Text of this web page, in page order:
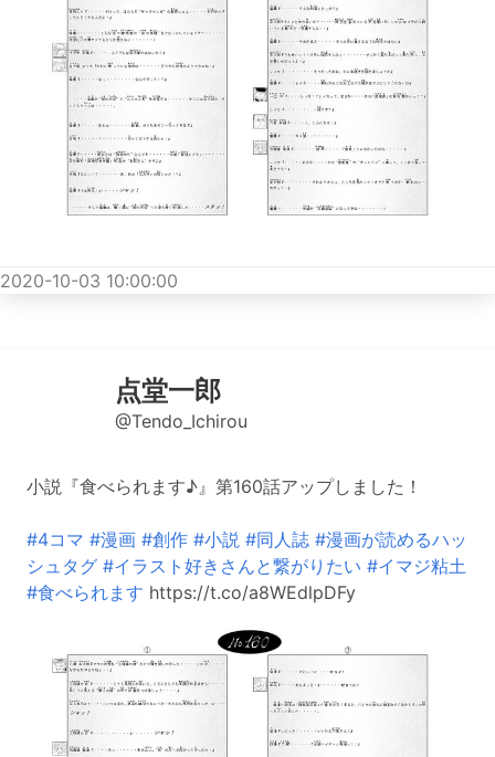
2020-10-03 10:00:00
点堂一郎
@Tendo_Ichirou
小説『食べられます♪』第160話アップしました！
#4コマ #漫画 #創作 #小説 #同人誌 #漫画が読めるハッ
シュタグ #イラスト好きさんと繋がりたい #イマジ粘土
#食べられます https://t.co/a8WEdlpDFy